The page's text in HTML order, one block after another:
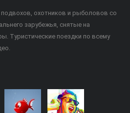
охотников и рыболовов со
зарубежья, снятые на
Туристические поездки по всему